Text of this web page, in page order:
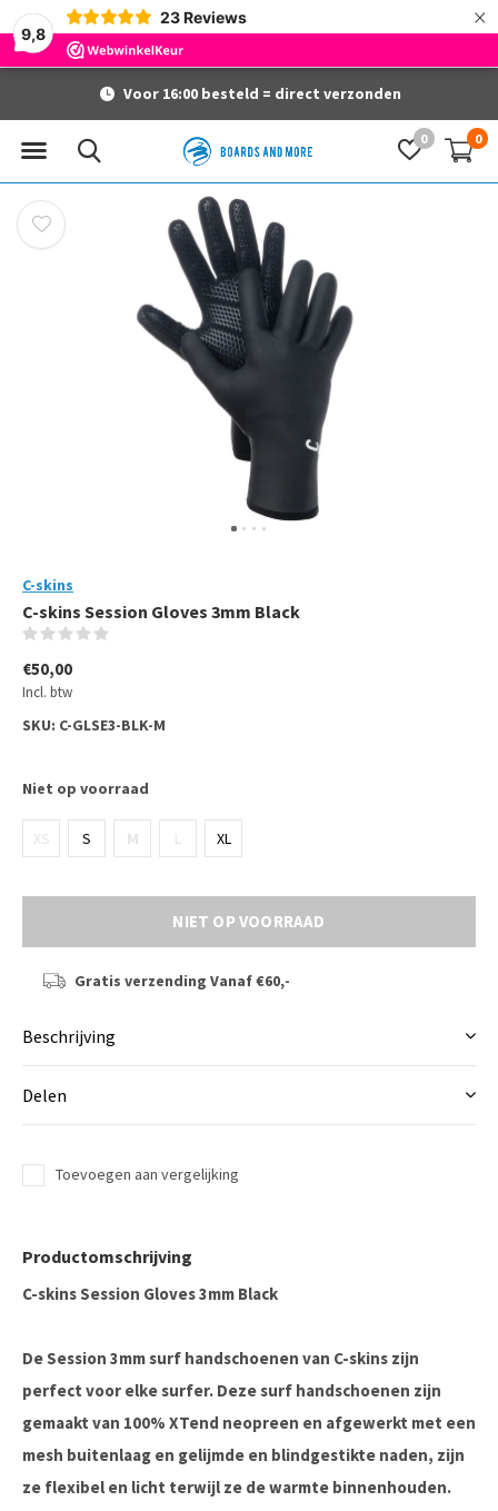
9,8
23 Reviews ×
0 0
Voor 16:00 besteld = direct verzonden
C-skins
C-skins Session Gloves 3mm Black
€50,00
Incl. btw
SKU: C-GLSE3-BLK-M
Niet op voorraad
XS S M L XL
NIET OP VOORRAAD
Gratis verzending Vanaf €60,-
Beschrijving
Delen
Toevoegen aan vergelijking
Productomschrijving
C-skins Session Gloves 3mm Black
De Session 3mm surf handschoenen van C-skins zijn
perfect voor elke surfer. Deze surf handschoenen zijn
gemaakt van 100% XTend neopreen en afgewerkt met een
mesh buitenlaag en gelijmde en blindgestikte naden, zijn
ze flexibel en licht terwijl ze de warmte binnenhouden.